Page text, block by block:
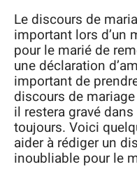
Le discours de
important lors d’un
pour le marié de
une déclaration
important de
discours de
il restera gravé
toujours. Voici
aider à rédiger un
inoubliable pour le